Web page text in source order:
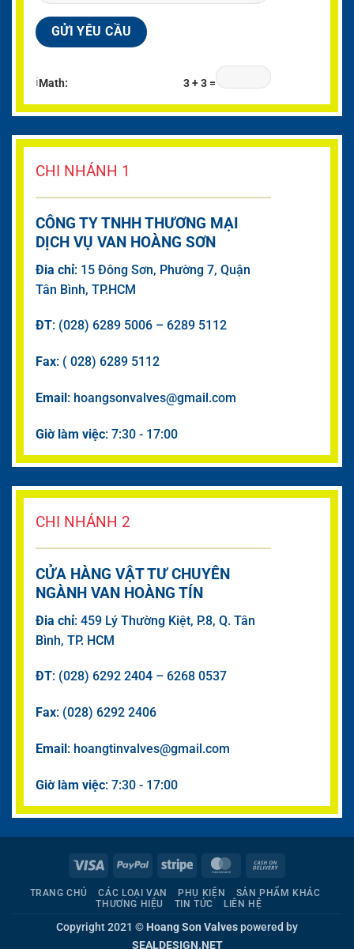
ℹMath: 3 + 3 =
CHI NHÁNH 1
CÔNG TY TNHH THƯƠNG MẠI
DỊCH VỤ VAN HOÀNG SƠN
Đia chỉ: 15 Đông Sơn, Phường 7, Quận
Tân Bình, TP.HCM
ĐT: (028) 6289 5006 – 6289 5112
Fax: ( 028) 6289 5112
Email: hoangsonvalves@gmail.com
Giờ làm việc: 7:30 - 17:00
CHI NHÁNH 2
CỬA HÀNG VẬT TƯ CHUYÊN
NGÀNH VAN HOÀNG TÍN
Đia chỉ: 459 Lý Thường Kiệt, P.8, Q. Tân
Bình, TP. HCM
ĐT: (028) 6292 2404 – 6268 0537
Fax: (028) 6292 2406
Email: hoangtinvalves@gmail.com
Giờ làm việc: 7:30 - 17:00
Visa PayPal Stripe MasterCard
Delivery
TRANG CHỦ CÁC LOẠI VAN PHỤ KIỆN
SẢN PHẨM KHÁC
THƯƠNG HIỆU
TIN TỨC LIÊN HỆ
Copyright 2021 © Hoang Son Valvespowered by
SEALDESIGN.NET